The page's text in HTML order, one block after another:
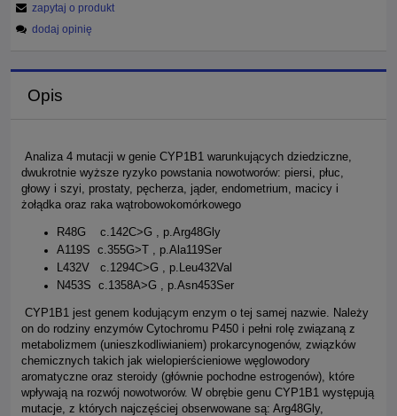
zapytaj o produkt
dodaj opinię
Opis
Analiza 4 mutacji w genie CYP1B1 warunkujących dziedziczne,
dwukrotnie wyższe ryzyko powstania nowotworów: piersi, płuc,
głowy i szyi, prostaty, pęcherza, jąder, endometrium, macicy i
żołądka oraz raka wątrobowokomórkowego
R48G c.142C>G , p.Arg48Gly
A119S c.355G>T , p.Ala119Ser
L432V c.1294C>G , p.Leu432Val
N453S c.1358A>G , p.Asn453Ser
CYP1B1 jest genem kodującym enzym o tej samej nazwie. Należy
on do rodziny enzymów Cytochromu P450 i pełni rolę związaną z
metabolizmem (unieszkodliwianiem) prokarcynogenów, związków
chemicznych takich jak wielopierścieniowe węglowodory
aromatyczne oraz steroidy (głównie pochodne estrogenów), które
wpływają na rozwój nowotworów. W obrębie genu CYP1B1 występują
mutacje, z których najczęściej obserwowane są: Arg48Gly,